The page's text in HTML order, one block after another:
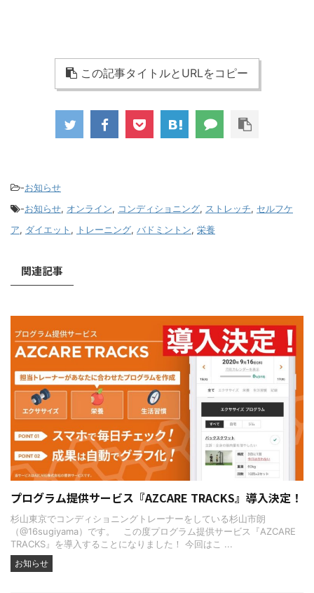
この記事タイトルとURLをコピー
-お知らせ
-お知らせ, オンライン, コンディショニング, ストレッチ, セルフケ
ア, ダイエット , トレーニング, バドミントン, 栄養
関連記事
プログラム提供サービス『AZCARE TRACKS』導入決定！
杉山東京でコンディショニングトレーナーをしている杉山市朗
（@16sugiyama）です。 この度プログラム提供サービス『AZCARE
TRACKS』を導入することになりました！ 今回はこ ...
お知らせ